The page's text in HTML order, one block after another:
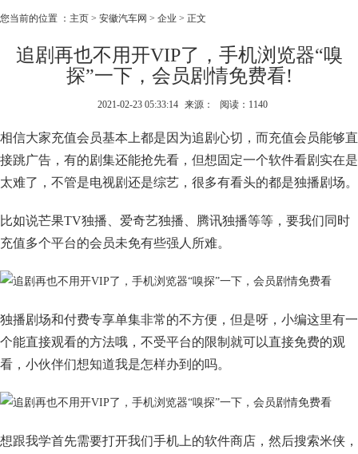
您当前的位置 ： 主页 > 安徽汽车网 > 企业 > 正文
追剧再也不用开VIP了，手机浏览器“嗅
探”一下，会员剧情免费看!
2021-02-23 05:33:14 来源： 阅读：1140
相信大家充值会员基本上都是因为追剧心切，而充值会员能够直
接跳广告，有的剧集还能抢先看，但想固定一个软件看剧实在是
太难了，不管是电视剧还是综艺，很多有看头的都是独播剧场。
比如说芒果TV独播、爱奇艺独播、腾讯独播等等，要我们同时
充值多个平台的会员未免有些强人所难。
独播剧场和付费专享单集非常的不方便，但是呀，小编这里有一
个能直接观看的方法哦，不受平台的限制就可以直接免费的观
看，小伙伴们想知道我是怎样办到的吗。
想跟我学首先需要打开我们手机上的软件商店，然后搜索米侠，